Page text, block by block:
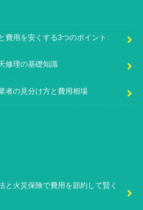
費用を安くする3つのポイント
修理の基礎知識
者の見分け方と費用相場
と火災保険で費用を節約して賢く